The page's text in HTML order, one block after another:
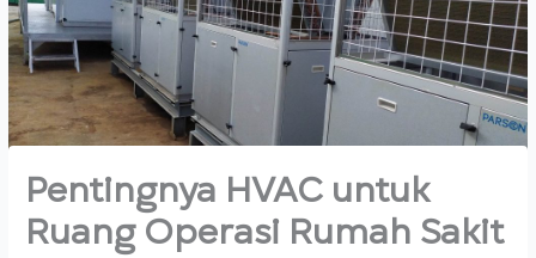
Pentingnya HVAC untuk
Ruang Operasi Rumah Sakit